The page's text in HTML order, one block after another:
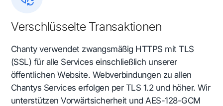
Verschlüsselte Transaktionen
Chanty verwendet zwangsmäßig HTTPS mit TLS
(SSL) für alle Services einschließlich unserer
öffentlichen Website. Webverbindungen zu allen
Chantys Services erfolgen per TLS 1.2 und höher. Wir
unterstützen Vorwärtsicherheit und AES-128-GCM